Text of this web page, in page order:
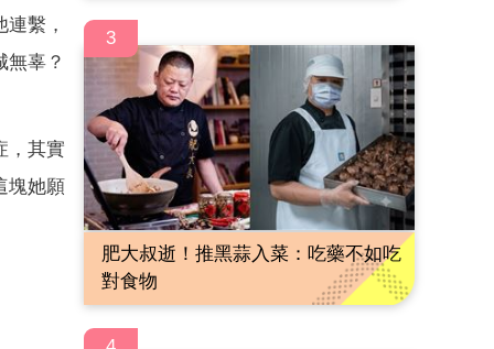
繫，
無辜？
，其實
塊她願
3
肥大叔逝！推黑蒜入菜：吃藥不如吃
對食物